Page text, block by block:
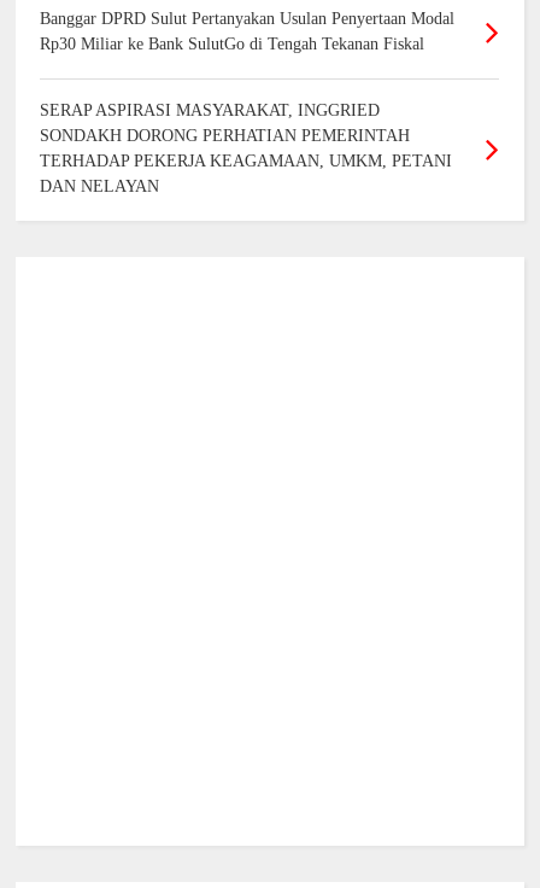
Banggar DPRD Sulut Pertanyakan Usulan Penyertaan Modal
Rp30 Miliar ke Bank SulutGo di Tengah Tekanan Fiskal
SERAP ASPIRASI MASYARAKAT, INGGRIED
SONDAKH DORONG PERHATIAN PEMERINTAH
TERHADAP PEKERJA KEAGAMAAN, UMKM, PETANI
DAN NELAYAN